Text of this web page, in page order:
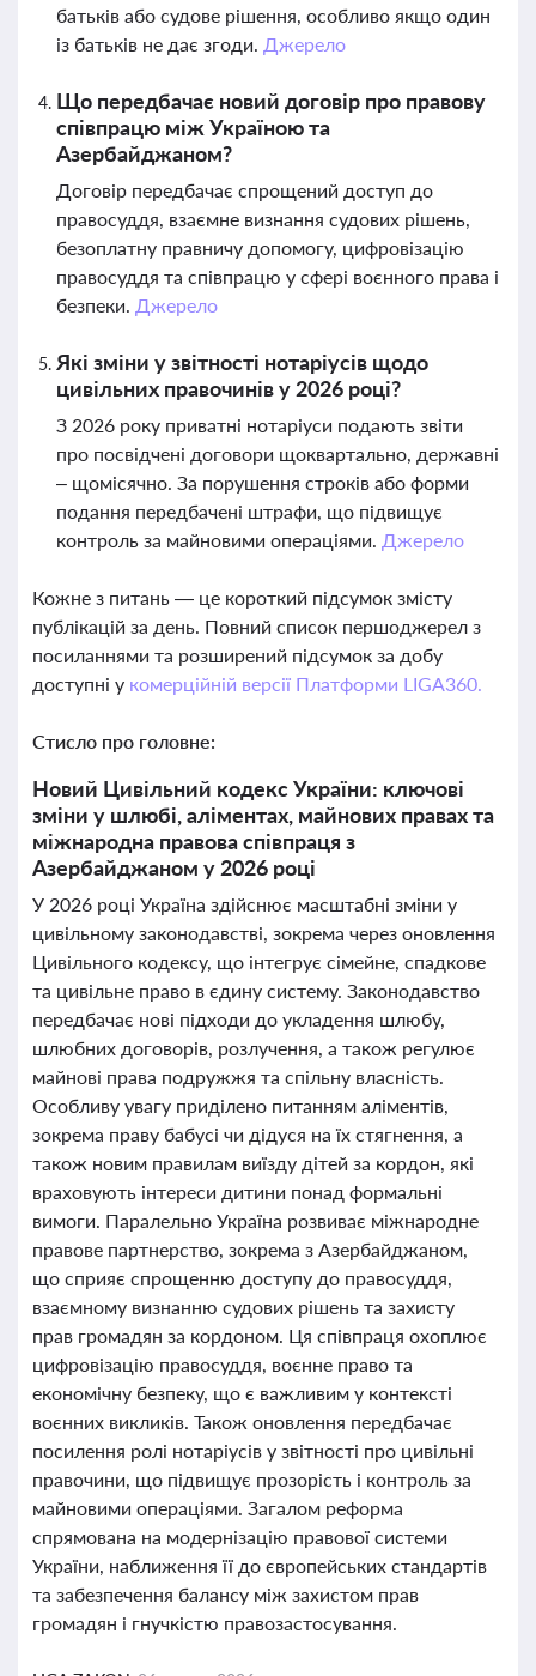
батьків або судове рішення, особливо якщо один
із батьків не дає згоди. Джерело
Що передбачає новий договір про правову
співпрацю між Україною та
Азербайджаном?
Договір передбачає спрощений доступ до
правосуддя, взаємне визнання судових рішень,
безоплатну правничу допомогу, цифровізацію
правосуддя та співпрацю у сфері воєнного права і
безпеки. Джерело
Які зміни у звітності нотаріусів щодо
цивільних правочинів у 2026 році?
З 2026 року приватні нотаріуси подають звіти
про посвідчені договори щоквартально, державні
– щомісячно. За порушення строків або форми
подання передбачені штрафи, що підвищує
контроль за майновими операціями. Джерело
Кожне з питань — це короткий підсумок змісту
публікацій за день. Повний список першоджерел з
посиланнями та розширений підсумок за добу
доступні у комерційній версії Платформи LIGA360.
Стисло про головне:
Новий Цивільний кодекс України: ключові
зміни у шлюбі, аліментах, майнових правах та
міжнародна правова співпраця з
Азербайджаном у 2026 році
У 2026 році Україна здійснює масштабні зміни у
цивільному законодавстві, зокрема через оновлення
Цивільного кодексу, що інтегрує сімейне, спадкове
та цивільне право в єдину систему. Законодавство
передбачає нові підходи до укладення шлюбу,
шлюбних договорів, розлучення, а також регулює
майнові права подружжя та спільну власність.
Особливу увагу приділено питанням аліментів,
зокрема праву бабусі чи дідуся на їх стягнення, а
також новим правилам виїзду дітей за кордон, які
враховують інтереси дитини понад формальні
вимоги. Паралельно Україна розвиває міжнародне
правове партнерство, зокрема з Азербайджаном,
що сприяє спрощенню доступу до правосуддя,
взаємному визнанню судових рішень та захисту
прав громадян за кордоном. Ця співпраця охоплює
цифровізацію правосуддя, воєнне право та
економічну безпеку, що є важливим у контексті
воєнних викликів. Також оновлення передбачає
посилення ролі нотаріусів у звітності про цивільні
правочини, що підвищує прозорість і контроль за
майновими операціями. Загалом реформа
спрямована на модернізацію правової системи
України, наближення її до європейських стандартів
та забезпечення балансу між захистом прав
громадян і гнучкістю правозастосування.